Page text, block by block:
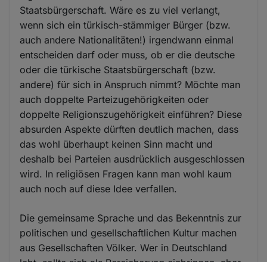
Staatsbürgerschaft. Wäre es zu viel verlangt,
wenn sich ein türkisch-stämmiger Bürger (bzw.
auch andere Nationalitäten!) irgendwann einmal
entscheiden darf oder muss, ob er die deutsche
oder die türkische Staatsbürgerschaft (bzw.
andere) für sich in Anspruch nimmt? Möchte man
auch doppelte Parteizugehörigkeiten oder
doppelte Religionszugehörigkeit einführen? Diese
absurden Aspekte dürften deutlich machen, dass
das wohl überhaupt keinen Sinn macht und
deshalb bei Parteien ausdrücklich ausgeschlossen
wird. In religiösen Fragen kann man wohl kaum
auch noch auf diese Idee verfallen.
Die gemeinsame Sprache und das Bekenntnis zur
politischen und gesellschaftlichen Kultur machen
aus Gesellschaften Völker. Wer in Deutschland